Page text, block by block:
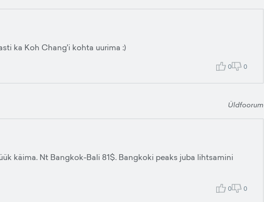
ka Koh Chang'i kohta uurima :)
0 0
Üldfoorum
käima. Nt Bangkok-Bali 81$. Bangkoki peaks juba lihtsamini
0 0